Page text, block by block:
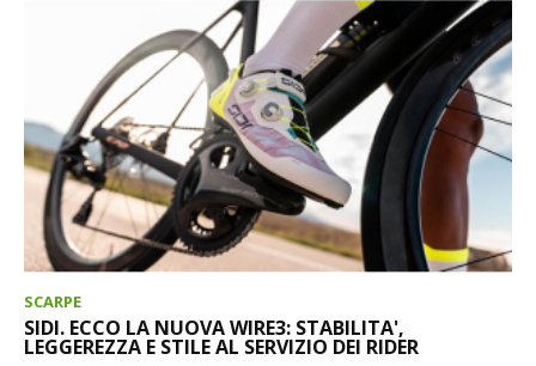
SCARPE
SIDI. ECCO LA NUOVA WIRE3: STABILITA',
LEGGEREZZA E STILE AL SERVIZIO DEI RIDER